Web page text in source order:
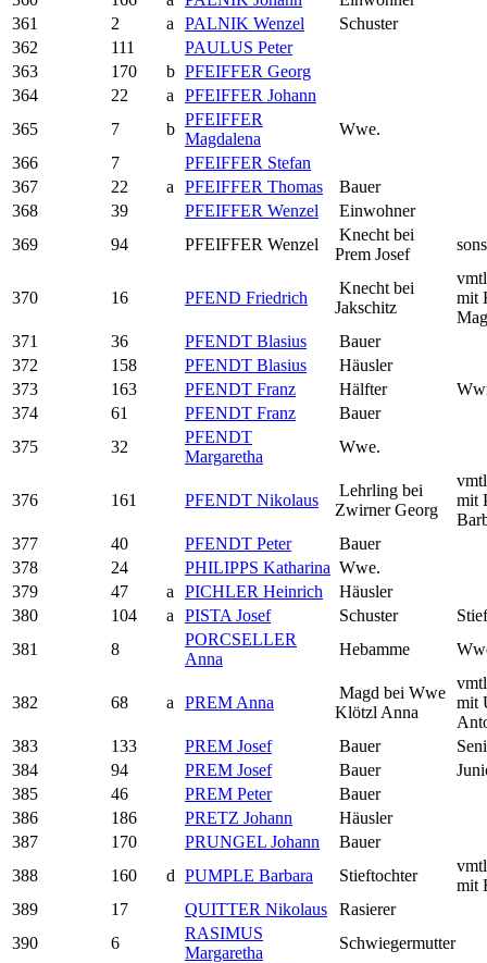
361
2 a PALNIK Wenzel
Schuster
362
111
PAULUS Peter
363
170 b PFEIFFER Georg
364
22 a
PFEIFFER Johann
365
7 b
PFEIFFER
Magdalena
Wwe.
366
7
PFEIFFER Stefan
367
22 a PFEIFFER Thomas
Bauer
368
39 PFEIFFER Wenzel
Einwohner
369
94 PFEIFFER Wenzel
Knecht bei
Prem Josef
370 16 PFEND Friedrich
Knecht bei
Jakschitz
mit
371
36 PFENDT Blasius
Bauer
372
158 PFENDT Blasius
Häusler
373
163 PFENDT Franz Hälfter
374
61 PFENDT Franz
Bauer
375
32
PFENDT
Margaretha
Wwe.
376 161 PFENDT Nikolaus
Lehrling bei
Zwirner Georg
mit
377
40 PFENDT Peter
Bauer
378
24 PHILIPPS Katharina Wwe.
379
47 a PICHLER Heinrich
Häusler
380
104 a PISTA Josef Schuster
381
8
PORCSELLER
Anna
Hebamme
382 68 a PREM Anna
Magd bei Wwe
Klötzl Anna
mit
383
133 PREM Josef Bauer
384
94 PREM Josef Bauer
385
46 PREM Peter
Bauer
386
186 PRETZ Johann
Häusler
387
170 PRUNGEL Johann
Bauer
388
160 d PUMPLE Barbara Stieftochter
mit
389
17 QUITTER Nikolaus
Rasierer
390
6
RASIMUS
Margaretha
Schwiegermutter